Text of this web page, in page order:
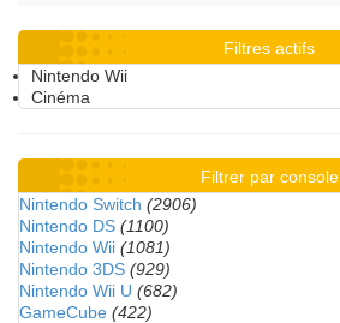
Filtres actifs
Nintendo Wii
Cinéma
Filtrer par console
Nintendo Switch (2906)
Nintendo DS (1100)
Nintendo Wii (1081)
Nintendo 3DS (929)
Nintendo Wii U (682)
GameCube (422)